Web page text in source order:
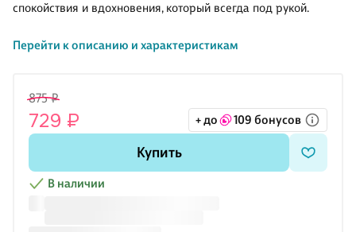
спокойствия и вдохновения, который всегда под рукой.
Разнообразие узоров и элементов раскроет в тебе
рисунки еще эффектнее.
∙ Отличная полиграфия — высококачественная плотная
бумага 120 гр/м² подойдет для любых материалов:
карандаши, фломастеры, ручки.
Перейти к описанию и характеристикам
875 ₽
729 ₽ + до 109 бонусов
Купить
В наличии